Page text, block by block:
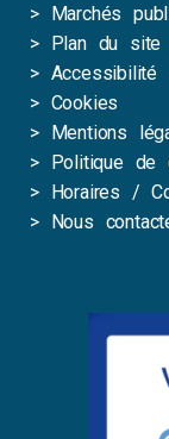
> Marchés
> Plan du site
> Accessibilité
> Cookies
> Mentions
> Politique de
> Horaires /
> Nous